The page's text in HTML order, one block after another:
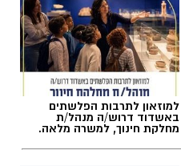
אבל אנחנו לא
למוזאון לתרבות הפלשתים
באשדוד דרוש/ה מנהל/ת
מחלקת חינוך, למשרה מלאה.